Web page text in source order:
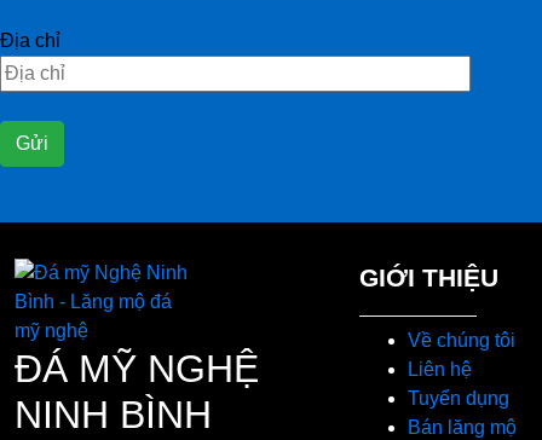
Địa chỉ
ĐÁ MỸ NGHỆ
NINH BÌNH
GIỚI THIỆU
Về chúng tôi
Liên hệ
Tuyển dụng
Bán lăng mộ